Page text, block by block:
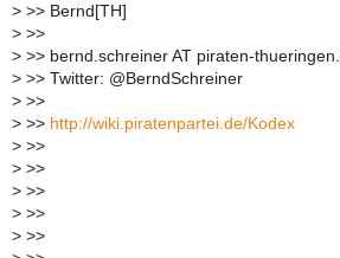
> >> Bernd[TH]
> >>
> >> bernd.schreiner AT piraten-
> >> Twitter: @BerndSchreiner
> >>
> >> http://wiki.piratenpartei.de/Kodex
> >>
> >>
> >>
> >>
> >>